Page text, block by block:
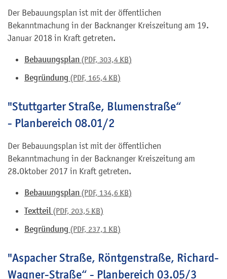
Der Bebauungsplan ist mit der öffentlichen
Bekanntmachung in der Backnanger Kreiszeitung am 19.
Januar 2018 in Kraft getreten.
Bebauungsplan (PDF, 303,4KB)
Begründung (PDF, 165,4KB)
"Stuttgarter Straße, Blumenstraße“
- Planbereich 08.01/2
Der Bebauungsplan ist mit der öffentlichen
Bekanntmachung in der Backnanger Kreiszeitung am
28.Oktober 2017 in Kraft getreten.
Bebauungsplan (PDF, 134,6KB)
Textteil (PDF, 203,5KB)
Begründung (PDF, 237,1 KB)
"Aspacher Straße, Röntgenstraße, Richard-
Wagner-Straße“ - Planbereich 03.05/3